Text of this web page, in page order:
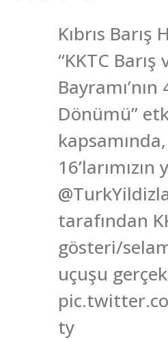
Kıbrıs Barış
“KKTC
Bayramı’nın
Dönümü”
16’larımızın
tarafından
gösteri/
uçuşu
ty